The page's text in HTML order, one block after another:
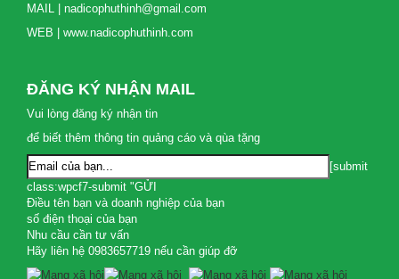
MAIL | nadicophuthinh@gmail.com
WEB | www.nadicophuthinh.com
ĐĂNG KÝ NHẬN MAIL
Vui lòng đăng ký nhận tin
để biết thêm thông tin quảng cáo và qùa tặng
[submit
class:wpcf7-submit "GỬI
Điều tên bạn và doanh nghiệp của bạn
số điện thoại của bạn
Nhu cầu cần tư vấn
Hãy liên hệ 0983657719 nếu cần giúp đỡ